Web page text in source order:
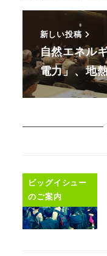
新しい投稿
自然エネル
電力」、地
ビッグイシュー
のご案内